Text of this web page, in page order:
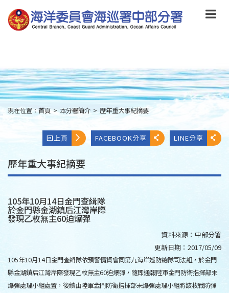
到
主
要
main
content
:::
現在位置：首頁 > 本分署簡介 > 歷年重大事紀摘要
回上頁 FACEBOOK分享 LINE分享
歷年重大事紀摘要
105年10月14日金門查緝隊
於金門縣金湖鎮后江灣岸際
發現乙枚無主60迫爆彈
資料來源： 中部分署
更新日期： 2017/05/09
105年10月14日金門查緝隊依預警情資會同第九海岸巡防總隊司法組，於金門
縣金湖鎮后江灣岸際發現乙枚無主60迫爆彈，隨即通報陸軍金門防衛指揮部未
爆彈處理小組處置，後續由陸軍金門防衛指揮部未爆彈處理小組將該枚戰防彈